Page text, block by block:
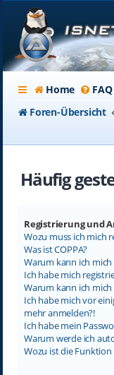
Home FAQ
Foren-Übersicht
Häufig
Registrierung und
Wozu muss ich mich
Was ist COPPA?
Warum kann ich
Ich habe mich
Warum kann ich
Ich habe mich vor
mehr anmelden?!
Ich habe mein
Warum werde ich
Wozu ist die Funktion